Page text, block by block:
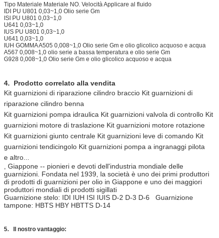
Tipo Materiale Materiale NO. Velocità Applicare al fluido
IDI PU U801 0,03~1,0 Olio serie Gm
ISI PU U801 0,03~1,0
U641 0,03~1,0
IUS PU U801 0,03~1,0
U641 0,03~1,0
IUH GOMMA A505 0,008~1,0 Olio serie Gm e olio glicolico acquoso e acqua
A567 0,008~1,0 olio serie a bassa temperatura e olio serie Gm
G928 0,008~1,0 Olio serie Gm e olio glicolico acquoso e acqua
4. Prodotto correlato alla vendita
Kit guarnizioni di riparazione cilindro braccio Kit guarnizioni di
riparazione cilindro benna
Kit guarnizioni pompa idraulica Kit guarnizioni valvola di controllo Kit
guarnizioni motore di traslazione Kit guarnizioni motore rotazione
Kit guarnizioni giunto centrale Kit guarnizioni leve di comando Kit
guarnizioni tendicingolo Kit guarnizioni pompa a ingranaggi pilota
e altro...
, Giappone -- pionieri e devoti dell'industria mondiale delle
guarnizioni. Fondata nel 1939, la società è uno dei primi produttori
di prodotti di guarnizioni per olio in Giappone e uno dei maggiori
produttori mondiali di prodotti sigillati
Guarnizione stelo: IDI IUH ISI IUIS D-2 D-3 D-6 Guarnizione
tampone: HBTS HBY HBTTS D-14
5. Il nostro vantaggio: